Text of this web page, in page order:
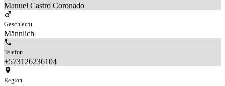
Manuel Castro Coronado
Geschlecht
Männlich
Telefon
+573126236104
Region